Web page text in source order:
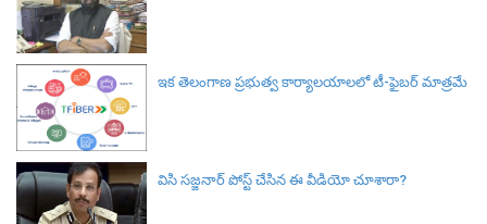
ఇక తెలంగాణ ప్రభుత్వ కార్యాలయాలలో టీ-ఫైబర్ మాత్రమే
విసి సజ్జనార్‌ పోస్ట్ చేసిన ఈ వీడియో చూశారా?